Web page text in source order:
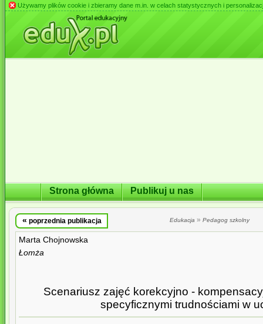
Używamy plików cookie i zbieramy dane m.in. w celach statystycznych i
Strona główna Publikuj u nas
« poprzednia publikacja Edukacja » Pedagog szkolny
Marta Chojnowska
Łomża
Scenariusz zajęć korekcyjno -
specyficznymi trudnościami w